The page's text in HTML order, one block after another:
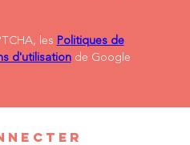
les Politiques de
d'utilisationde Google